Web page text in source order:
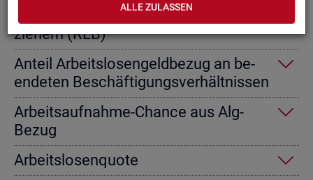
ALLE ZULASSEN
Ab­gangs­ra­te von Re­gel­leis­tungs­be­
zie­hern (RLB)
An­teil Ar­beits­lo­sen­geld­be­zug an be­
en­de­ten Be­schäf­ti­gungs­ver­hält­nis­sen
Ar­beits­auf­nah­me-Chan­ce aus Alg-
Bezug
Ar­beits­lo­sen­quo­te